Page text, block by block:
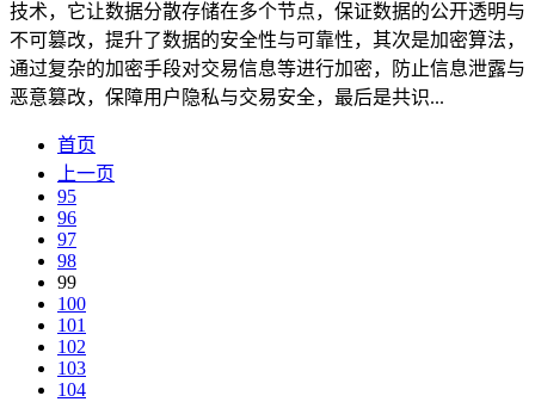
技术，它让数据分散存储在多个节点，保证数据的公开透明与
不可篡改，提升了数据的安全性与可靠性，其次是加密算法，
通过复杂的加密手段对交易信息等进行加密，防止信息泄露与
恶意篡改，保障用户隐私与交易安全，最后是共识...
首页
上一页
95
96
97
98
99
100
101
102
103
104